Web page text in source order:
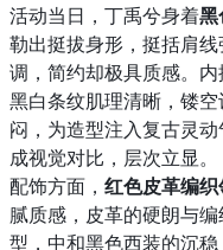
活动当日，丁禹兮身着黑
勒出挺拔身形，挺括肩
调，简约却极具质感。内
黑白条纹肌理清晰，镂
闷，为造型注入复古灵
成视觉对比，层次立显。
配饰方面， 红色皮革编
腻质感，皮革的硬朗与
型，中和黑色西装的沉